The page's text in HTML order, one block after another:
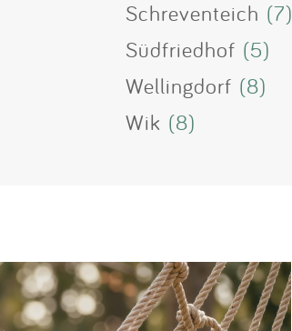
Schreventeich (7)
Südfriedhof (5)
Wellingdorf (8)
Wik (8)